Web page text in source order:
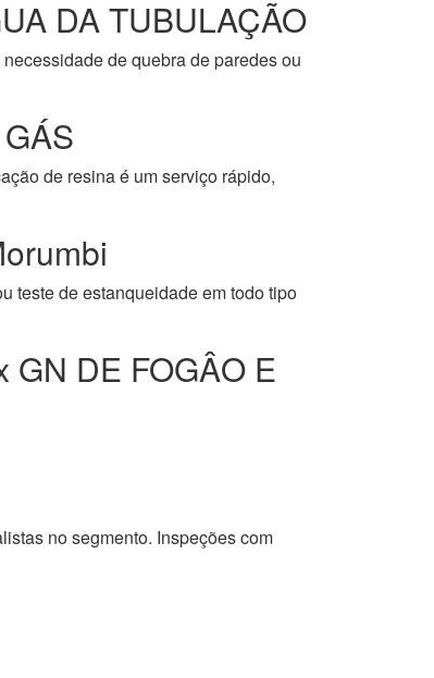
DA TUBULAÇÃO
de quebra de paredes ou
de resina é um serviço rápido,
teste de estanqueidade em todo tipo
GN DE FOGÂO E
no segmento. Inspeções com